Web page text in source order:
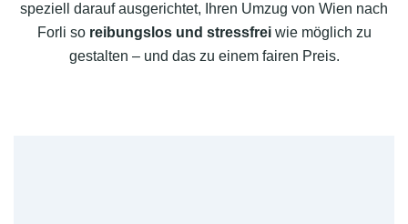
speziell darauf ausgerichtet, Ihren Umzug von Wien nach
Forli so reibungslos und stressfreiwie möglich zu
gestalten – und das zu einem fairen Preis.